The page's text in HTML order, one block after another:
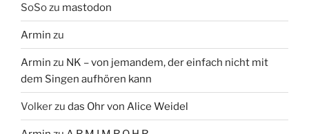
SoSozu mastodon
Armin zu
Armin zu NK – von jemandem, der einfach nicht mit
dem Singen aufhören kann
Volkerzu das Ohr von Alice Weidel